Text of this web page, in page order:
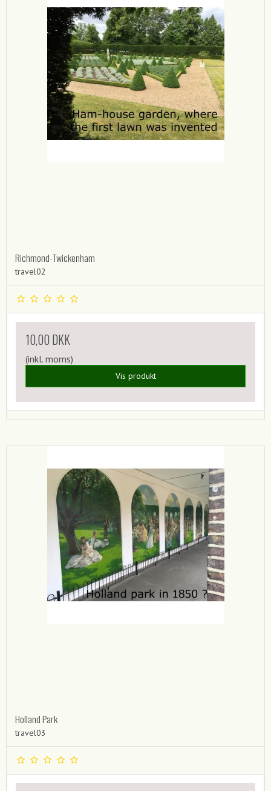
Richmond-Twickenham
travel02
10,00 DKK
(inkl. moms)
Vis produkt
Holland Park
travel03